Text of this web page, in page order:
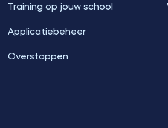
Training op jouw school
Applicatiebeheer
Overstappen